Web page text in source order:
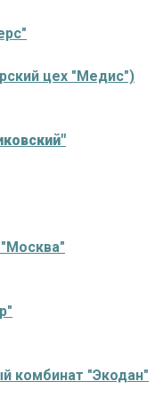
цех "Медис")
комбинат "Экодан"